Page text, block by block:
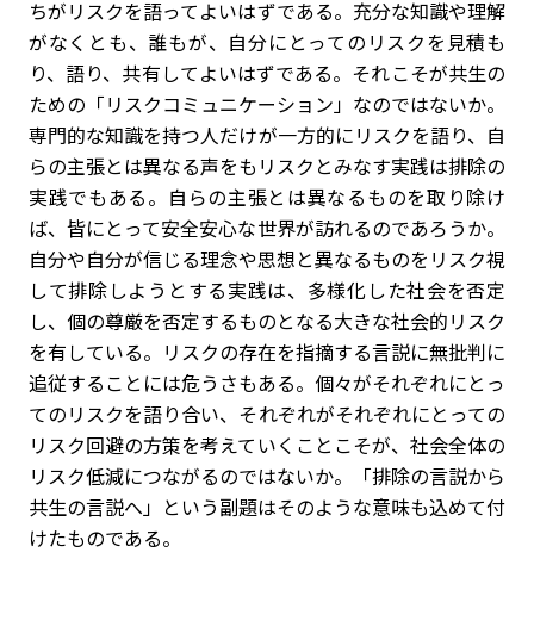
ちがリスクを語ってよいはずである。充分な知識や理解
がなくとも、誰もが、自分にとってのリスクを見積も
り、語り、共有してよいはずである。それこそが共生の
ための「リスクコミュニケーション」なのではないか。
専門的な知識を持つ人だけが一方的にリスクを語り、自
らの主張とは異なる声をもリスクとみなす実践は排除の
実践でもある。自らの主張とは異なるものを取り除け
ば、皆にとって安全安心な世界が訪れるのであろうか。
自分や自分が信じる理念や思想と異なるものをリスク視
して排除しようとする実践は、多様化した社会を否定
し、個の尊厳を否定するものとなる大きな社会的リスク
を有している。リスクの存在を指摘する言説に無批判に
追従することには危うさもある。個々がそれぞれにとっ
てのリスクを語り合い、それぞれがそれぞれにとっての
リスク回避の方策を考えていくことこそが、社会全体の
リスク低減につながるのではないか。「排除の言説から
共生の言説へ」という副題はそのような意味も込めて付
けたものである。